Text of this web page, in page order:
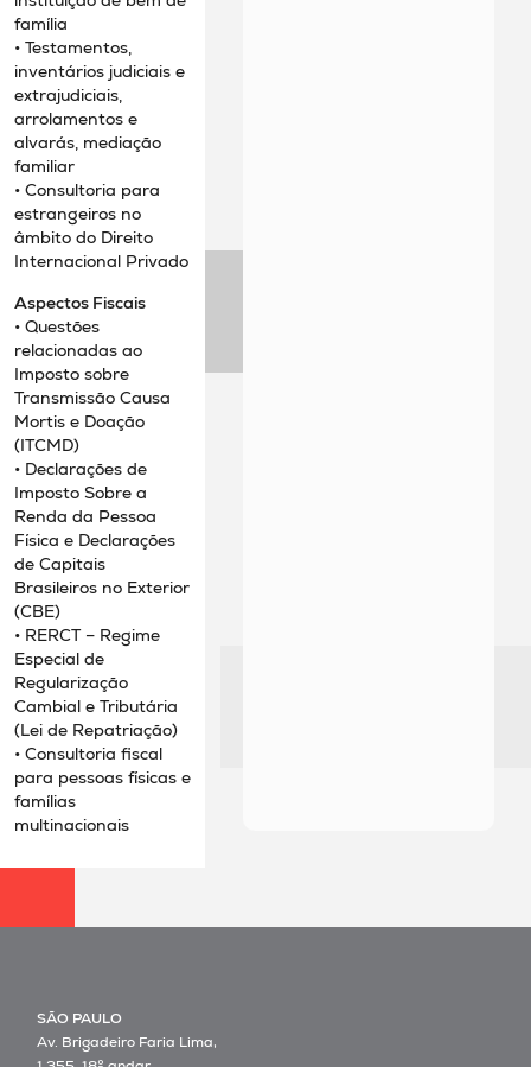
família
• Testamentos,
inventários judiciais e
extrajudiciais,
arrolamentos e
alvarás, mediação
familiar
• Consultoria para
estrangeiros no
âmbito do Direito
Internacional Privado
Aspectos Fiscais
• Questões
relacionadas ao
Imposto sobre
Transmissão Causa
Mortis e Doação
(ITCMD)
• Declarações de
Imposto Sobre a
Renda da Pessoa
Física e Declarações
de Capitais
Brasileiros no Exterior
(CBE)
• RERCT – Regime
Especial de
Regularização
Cambial e Tributária
(Lei de Repatriação)
• Consultoria fiscal
para pessoas físicas e
famílias
multinacionais
SÃO PAULO
Av. Brigadeiro Faria Lima,